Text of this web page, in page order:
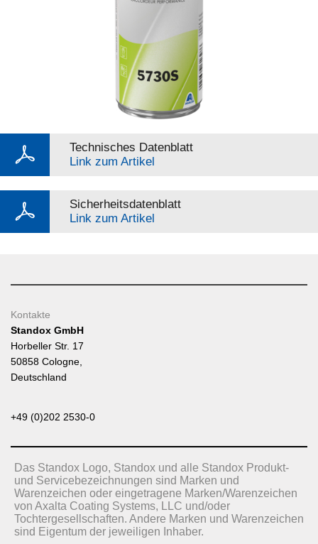
Technisches Datenblatt
Link zum Artikel
Sicherheitsdatenblatt
Link zum Artikel
Kontakte
Standox GmbH
Horbeller Str. 17
50858 Cologne,
Deutschland
+49 (0)202 2530-0
Das Standox Logo, Standox und alle Standox Produkt-
und Servicebezeichnungen sind Marken und
Warenzeichen oder eingetragene Marken/Warenzeichen
von Axalta Coating Systems, LLC und/oder
Tochtergesellschaften. Andere Marken und Warenzeichen
sind Eigentum der jeweiligen Inhaber.